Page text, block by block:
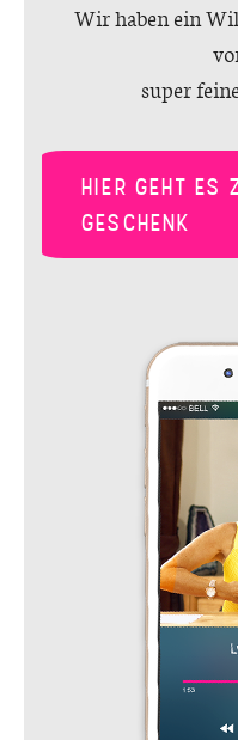
Wir haben ein
super
HIER GEHT ES
GESCHENK